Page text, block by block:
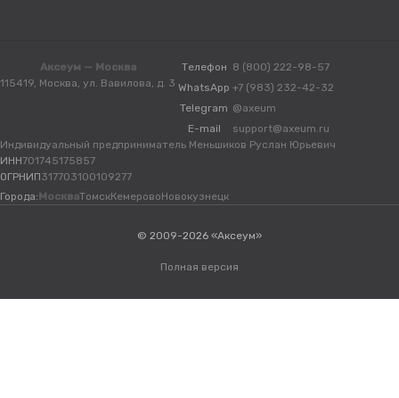
Аксеум — Москва
115419, Москва, ул. Вавилова, д. 3
Телефон 8 (800) 222-98-57
WhatsApp +7 (983) 232-42-32
Telegram @axeum
E-mail
support@axeum.ru
Индивидуальный предприниматель Меньшиков Руслан Юрьевич
ИНН701745175857
ОГРНИП317703100109277
Города: МоскваТомскКемеровоНовокузнецк
© 2009-2026 «Аксеум»
Полная версия